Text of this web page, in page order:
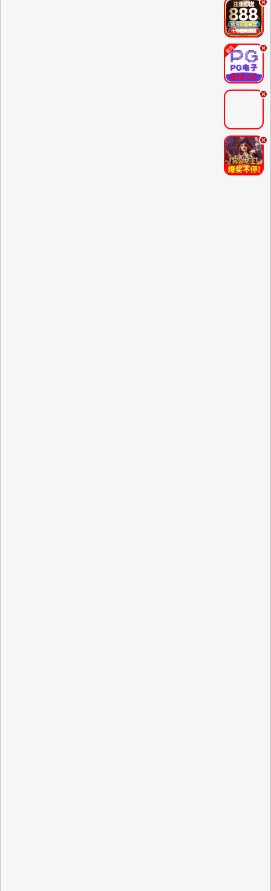
.
.
.
.